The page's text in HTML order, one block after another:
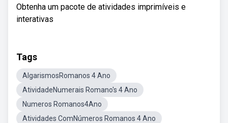
Obtenha um pacote de atividades imprimíveis e
interativas
Tags
AlgarismosRomanos 4 Ano
AtividadeNumerais Romano's 4 Ano
Numeros Romanos4Ano
Atividades ComNúmeros Romanos 4 Ano